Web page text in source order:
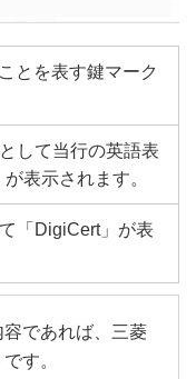
とを表す鍵マーク
して当行の英語表
表示されます。
「DigiCert」が表
であれば、三菱
す。